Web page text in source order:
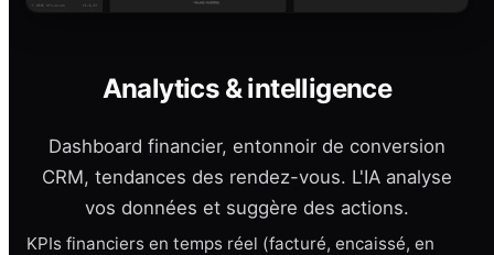
Analytics & intelligence
Dashboard financier, entonnoir de conversion
CRM, tendances des rendez-vous. L'IA analyse
vos données et suggère des actions.
KPIs financiers en temps réel (facturé, encaissé, en